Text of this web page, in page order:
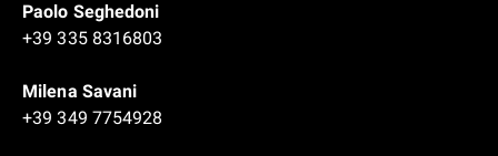
Paolo Seghedoni
+39 335 8316803
Milena Savani
+39 349 7754928